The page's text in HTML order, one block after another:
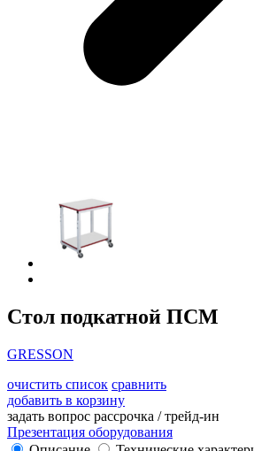
Стол подкатной ПСМ
GRESSON
очистить список сравнить
добавить в корзину
задать вопрос рассрочка / трейд-ин
Презентация оборудования